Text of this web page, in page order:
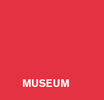
MUSEUM